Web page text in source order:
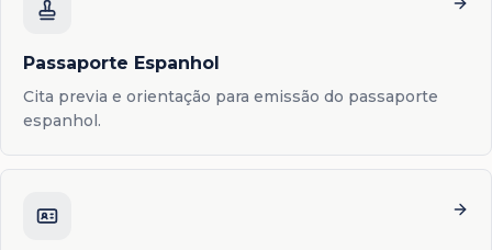
Passaporte Espanhol
Cita previa e orientação para emissão do passaporte
espanhol.